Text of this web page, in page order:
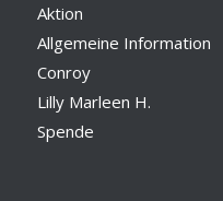
Aktion
Allgemeine Information
Conroy
Lilly Marleen H.
Spende